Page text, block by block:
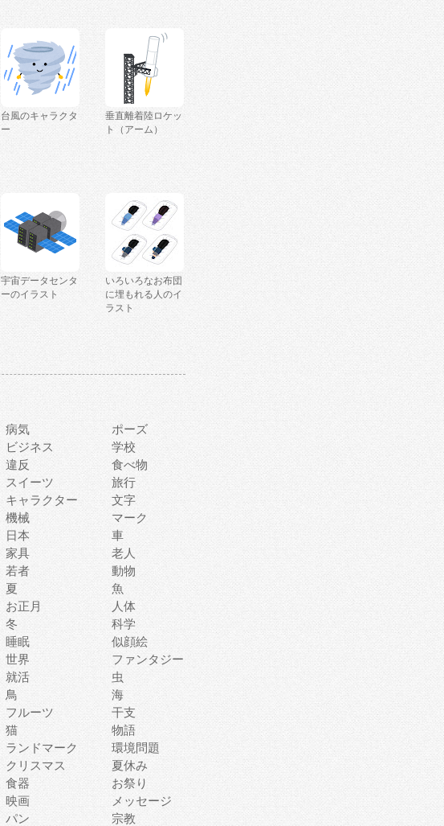
台風のキャラクタ
ー
垂直離着陸ロケッ
ト（アーム）
宇宙データセンタ
ーのイラスト
いろいろなお布団
に埋もれる人のイ
ラスト
病気
ポーズ
ビジネス
学校
違反
食べ物
スイーツ
旅行
キャラクター
文字
機械
マーク
日本
車
家具
老人
若者
動物
夏
魚
お正月
人体
冬
科学
睡眠
似顔絵
世界
ファンタジー
就活
虫
鳥
海
フルーツ
干支
猫
物語
ランドマーク
環境問題
クリスマス
夏休み
食器
お祭り
映画
メッセージ
パン 宗教